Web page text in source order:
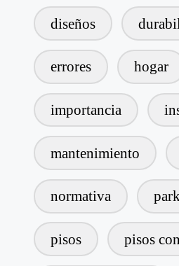
diseños
errores hogar
importancia
mantenimiento
normativa
pisos pisos